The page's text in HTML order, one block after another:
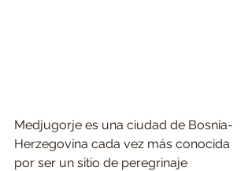
Medjugorje es una ciudad de Bosnia-
Herzegovina cada vez más conocida
por ser un sitio de peregrinaje